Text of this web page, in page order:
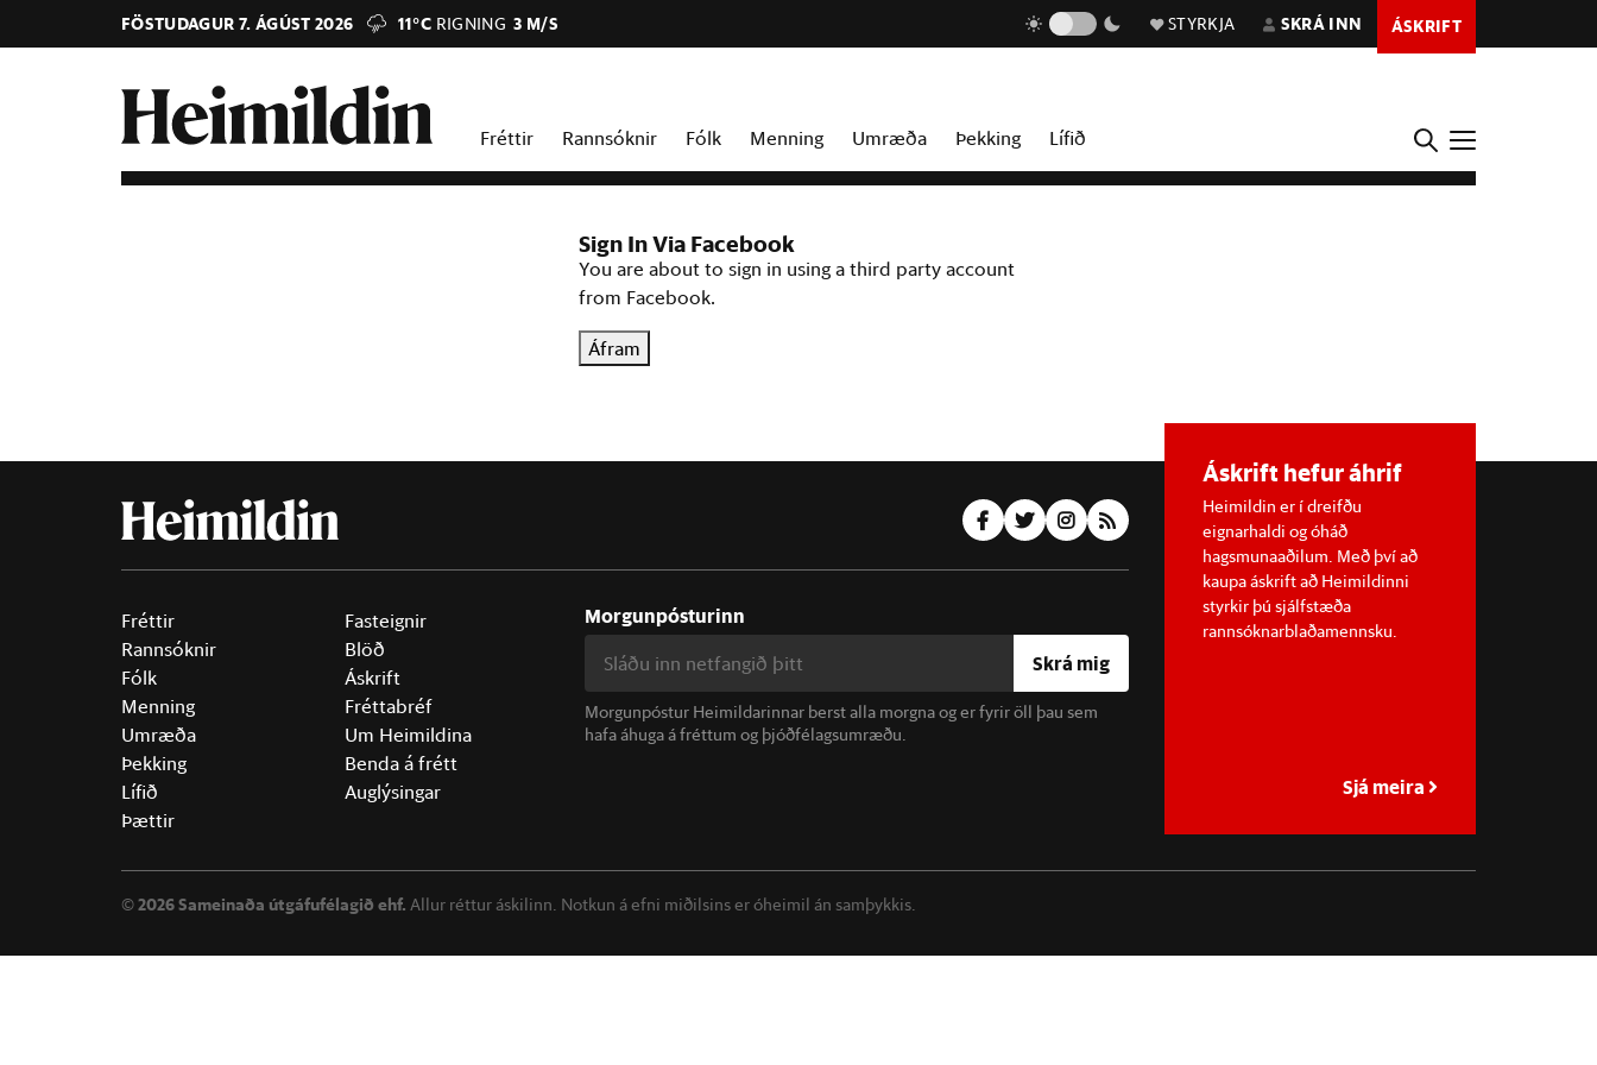
FÖSTUDAGUR 7. ÁGÚST 2026 11°C RIGNING 3 M/S STYRKJA SKRÁ INN ÁSKRIFT
Fréttir Rannsóknir Fólk Menning Umræða Þekking Lífið
Sign In Via Facebook
You are about to sign in using a third party account
from Facebook.
Áfram
Fréttir
Rannsóknir
Fólk
Menning
Umræða
Þekking
Lífið
Þættir
Fasteignir
Blöð
Áskrift
Fréttabréf
Um Heimildina
Benda á frétt
Auglýsingar
Morgunpósturinn
Skrá mig
Morgunpóstur Heimildarinnar berst alla morgna og er fyrir öll þau sem
hafa áhuga á fréttum og þjóðfélagsumræðu.
Áskrift hefur áhrif
Heimildin er í dreifðu
eignarhaldi og óháð
hagsmunaaðilum. Með því að
kaupa áskrift að Heimildinni
styrkir þú sjálfstæða
rannsóknarblaðamennsku.
Sjá meira
©2026 Sameinaða útgáfufélagið ehf. Allur réttur áskilinn. Notkun á efni miðilsins er óheimil án samþykkis.